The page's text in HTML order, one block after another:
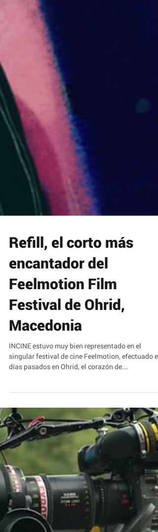
Refill, el corto más
encantador del
Feelmotion Film
Festival de Ohrid,
Macedonia
INCINE estuvo muy bien representado en el
singular festival de cine Feelmotion, efectuado en
días pasados en Ohrid, el corazón de...